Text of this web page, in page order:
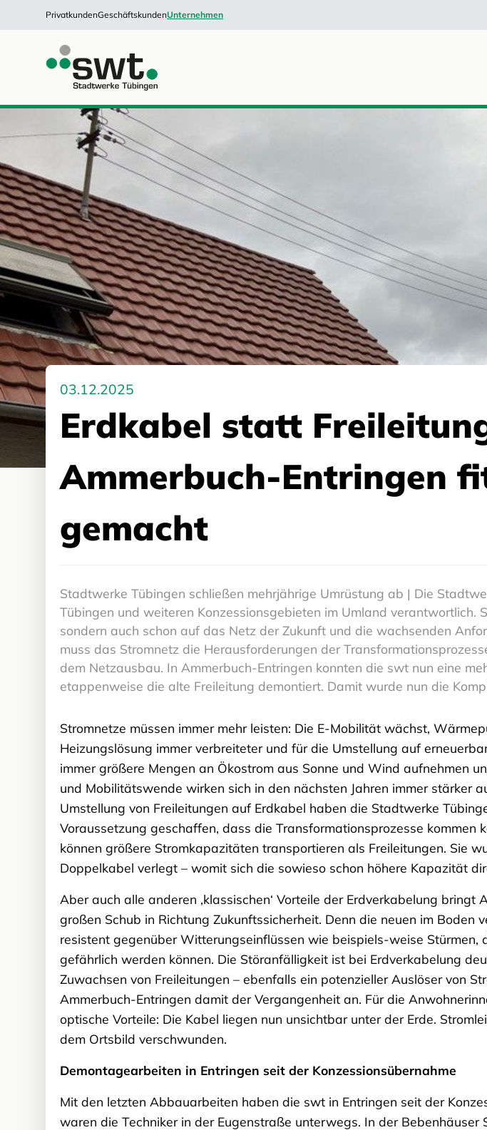
PrivatkundenGeschäftskundenUnternehmen
03.12.2025
Erdkabel statt
Ammerbuch-Entringen
gemacht
Stadtwerke Tübingen schließen mehrjährige Umrüstung ab | Die
Tübingen und weiteren Konzessionsgebieten im Umland
sondern auch schon auf das Netz der Zukunft und die wachsenden
muss das Stromnetz die Herausforderungen der
dem Netzausbau. In Ammerbuch-Entringen konnten die swt nun eine
etappenweise die alte Freileitung demontiert. Damit wurde nun die
Stromnetze müssen immer mehr leisten: Die E-Mobilität wächst,
Heizungslösung immer verbreiteter und für die Umstellung auf
immer größere Mengen an Ökostrom aus Sonne und Wind aufnehmen
und Mobilitätswende wirken sich in den nächsten Jahren immer stärker
Umstellung von Freileitungen auf Erdkabel haben die Stadtwerke
Voraussetzung geschaffen, dass die Transformationsprozesse kommen
können größere Stromkapazitäten transportieren als Freileitungen. Sie
Doppelkabel verlegt – womit sich die sowieso schon höhere Kapazität
Aber auch alle anderen ‚klassischen‘ Vorteile der Erdverkabelung bringt
großen Schub in Richtung Zukunftssicherheit. Denn die neuen im Boden
resistent gegenüber Witterungseinflüssen wie beispiels-weise Stürmen,
gefährlich werden können. Die Störanfälligkeit ist bei Erdverkabelung
Zuwachsen von Freileitungen – ebenfalls ein potenzieller Auslöser von
Ammerbuch-Entringen damit der Vergangenheit an. Für die
optische Vorteile: Die Kabel liegen nun unsichtbar unter der Erde.
dem Ortsbild verschwunden.
Demontagearbeiten in Entringen seit der Konzessionsübernahme
Mit den letzten Abbauarbeiten haben die swt in Entringen seit der
waren die Techniker in der Eugenstraße unterwegs. In der